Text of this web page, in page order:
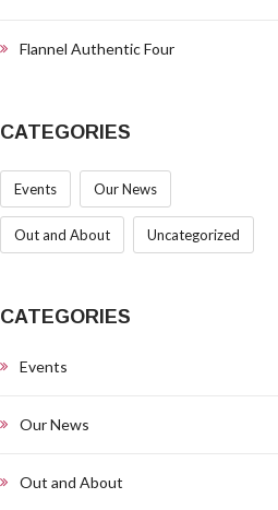
Flannel Authentic Four
CATEGORIES
Events Our News
Out and About Uncategorized
CATEGORIES
Events
Our News
Out and About